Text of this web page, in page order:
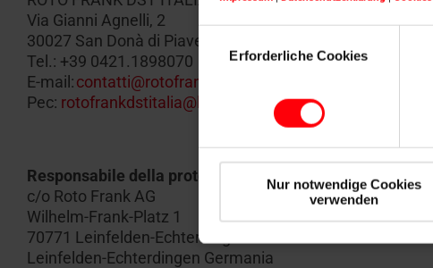
Einwilligungsauswahl
Erforderliche Cookies
Nur notwendige Cookies
verwenden
Via Gianni Agnelli, 2
30027 San Donà di Piave (VE)
Tel.: +39 0421.1898070
E-mail:contatti@rotofrank.com
Pec: rotofrankdstitalia@legalmail.it
Responsabile della protezione dei dati:
c/o Roto Frank AG
Wilhelm-Frank-Platz 1
70771 Leinfelden-Echterdingen
Leinfelden-Echterdingen Germania